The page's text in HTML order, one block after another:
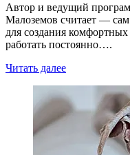
Автор и ведущий
Малоземов считает —
для создания
работать постоянно….
Читать далее